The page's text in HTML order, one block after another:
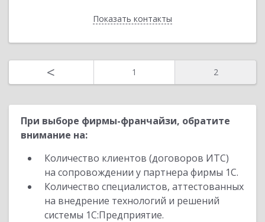
Показать контакты
Назад
< 1 2
При выборе фирмы-франчайзи, обратите
внимание на:
Количество клиентов (договоров ИТС)
на сопровождении у партнера фирмы 1С.
Количество специалистов, аттестованных
на внедрение технологий и решений
системы 1С:Предприятие.